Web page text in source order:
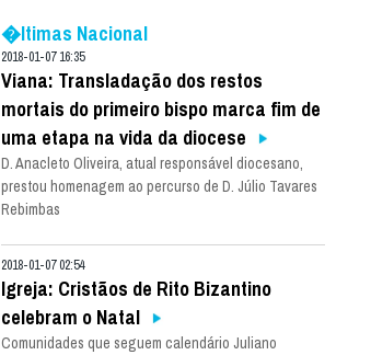
�ltimas Nacional
2018-01-07 16:35
Viana: Transladação dos restos
mortais do primeiro bispo marca fim de
uma etapa na vida da diocese
D. Anacleto Oliveira, atual responsável diocesano,
prestou homenagem ao percurso de D. Júlio Tavares
Rebimbas
2018-01-07 02:54
Igreja: Cristãos de Rito Bizantino
celebram o Natal
Comunidades que seguem calendário Juliano